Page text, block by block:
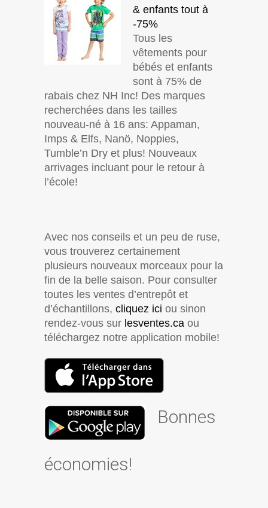
& enfants tout à
-75%
Tous les
vêtements pour
bébés et enfants
sont à 75% de
rabais chez NH Inc! Des marques
recherchées dans les tailles
nouveau-né à 16 ans: Appaman,
Imps & Elfs, Nanö, Noppies,
Tumble’n Dry et plus! Nouveaux
arrivages incluant pour le retour à
l’école!
Avec nos conseils et un peu de ruse,
vous trouverez certainement
plusieurs nouveaux morceaux pour la
fin de la belle saison. Pour consulter
toutes les ventes d’entrepôt et
d’échantillons, cliquez ici ou sinon
rendez-vous sur lesventes.ca ou
téléchargez notre application mobile!
Bonnes
économies!